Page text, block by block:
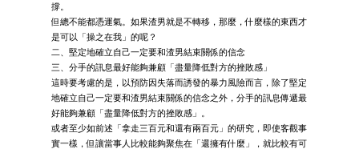
撐。
但總不能都憑運氣。如果渣男就是不轉移，那麼，什麼樣的東西才
是可以「操之在我」的呢？
二、堅定地確立自己一定要和渣男結束關係的信念
三、分手的訊息最好能夠兼顧「盡量降低對方的挫敗感」
這時要考慮的是，以預防因失落而誘發的暴力風險而言，除了堅定
地確立自己一定要和渣男結束關係的信念之外，分手的訊息傳遞最
好能夠兼顧「盡量降低對方的挫敗感」。
或者至少如前述「拿走三百元和還有兩百元」的研究，即使客觀事
實一樣，但讓當事人比較能夠聚焦在「還擁有什麼」，就比較有可